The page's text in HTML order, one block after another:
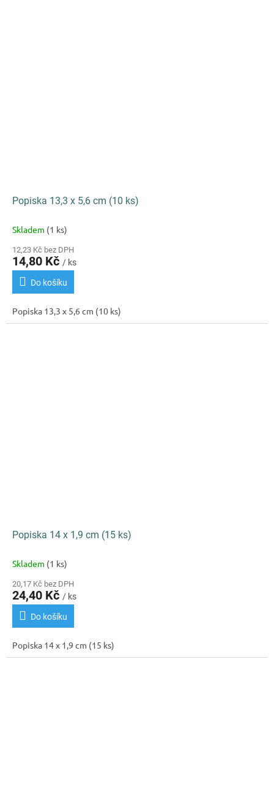
Popiska 13,3 x 5,6 cm (10 ks)
Skladem (1 ks)
12,23 Kč bez DPH
14,80 Kč / ks
Do košíku
Popiska 13,3 x 5,6 cm (10 ks)
Popiska 14 x 1,9 cm (15 ks)
Skladem (1 ks)
20,17 Kč bez DPH
24,40 Kč / ks
Do košíku
Popiska 14 x 1,9 cm (15 ks)